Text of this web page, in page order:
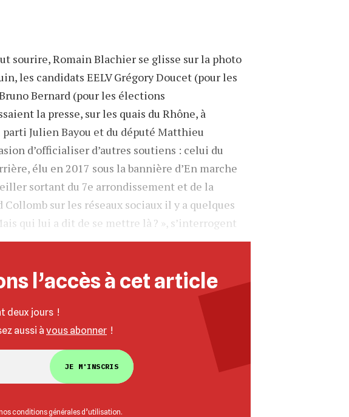
sourire, Romain Blachier se glisse sur la photo
les candidats EELV Grégory Doucet (pour les
Bernard (pour les élections
la presse, sur les quais du Rhône, à
Julien Bayou et du député Matthieu
d’officialiser d’autres soutiens : celui du
élu en 2017 sous la bannière d’En marche
sortant du 7e arrondissement et de la
sur les réseaux sociaux il y a quelques
qui lui a dit de se mettre là ? », s’interrogent
l’accès à cet article
deux jours !
aussi à vous abonner !
JE M'INSCRIS
conditions générales d’utilisation.